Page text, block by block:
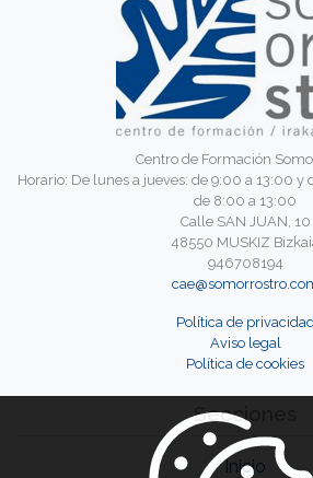
Centro de Formación
Horario: De lunes a jueves: de 9:00 a 13:00 y
de 8:00 a 13:00
Calle SAN JUAN, 10
48550 MUSKIZ
946708194
Política de privacidad
Aviso legal
Política de cookies
Secciones
Inicio